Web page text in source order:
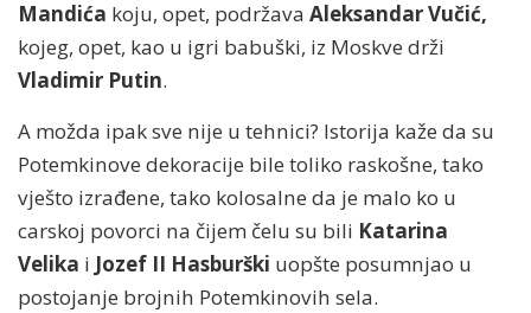
Mandića koju, opet, podržava Aleksandar Vučić,
kojeg, opet, kao u igri babuški, iz Moskve drži
Vladimir Putin.
A možda ipak sve nije u tehnici? Istorija kaže da su
Potemkinove dekoracije bile toliko raskošne, tako
vješto izrađene, tako kolosalne da je malo ko u
carskoj povorci na čijem čelu su bili Katarina
Velika i Jozef II Hasburški uopšte posumnjao u
postojanje brojnih Potemkinovih sela.